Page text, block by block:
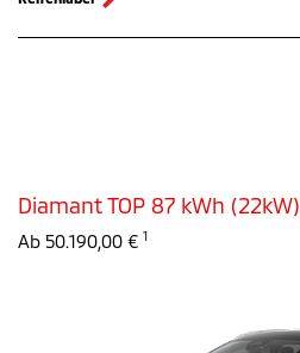
Diamant TOP 87 kWh (22kW)
Ab 50.190,00 € 1